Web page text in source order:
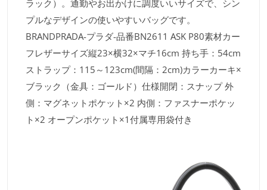
ラック）。通勤やお出かけに調度いいサイズで、シン
プルなデザインの使いやすいバッグです。
BRANDPRADA-プラダ-品番BN2611 ASK P80素材カー
フレザーサイズ縦23×横32×マチ16cm 持ち手：54cm
ストラップ：115～123cm(間隔：2cm)カラーカーキ×
ブラック（金具：ゴールド）仕様開閉：スナップ 外
側：マグネットポケット×2 内側：ファスナーポケッ
ト×2 オープンポケット×1付属専用袋付き